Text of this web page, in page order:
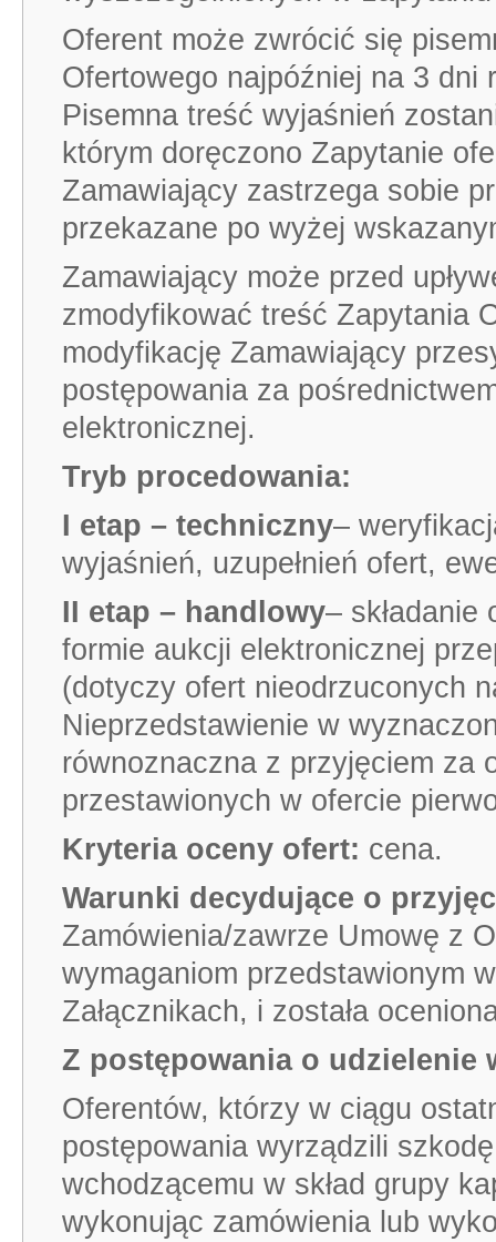
Oferent może zwrócić się
Ofertowego najpóźniej na 3 dni
Pisemna treść wyjaśnień
którym doręczono Zapytanie
Zamawiający zastrzega sobie
przekazane po wyżej
Zamawiający może przed
zmodyfikować treść Zapytania
modyfikację Zamawiający
postępowania za
elektronicznej.
Tryb procedowania:
I etap – techniczny–
wyjaśnień, uzupełnień ofert,
II etap – handlowy–
formie aukcji elektronicznej
(dotyczy ofert nieodrzuconych
Nieprzedstawienie w
równoznaczna z przyjęciem za
przestawionych w ofercie
Kryteria oceny ofert: cena.
Warunki decydujące o
Zamówienia/zawrze Umowę z
wymaganiom przedstawionym
Załącznikach, i została
Z postępowania o udzielenie
Oferentów, którzy w ciągu
postępowania wyrządzili
wchodzącemu w skład grupy
wykonując zamówienia lub